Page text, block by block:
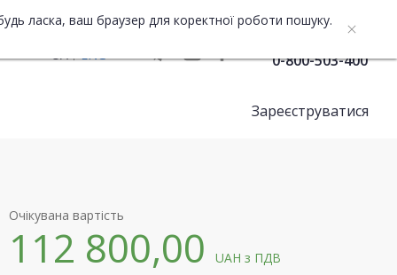
ласка, ваш браузер для коректної роботи пошуку.
UA
ENG 0-800-503-400
Зареєструватися
Очікувана вартість
112 800,00UAHз ПДВ